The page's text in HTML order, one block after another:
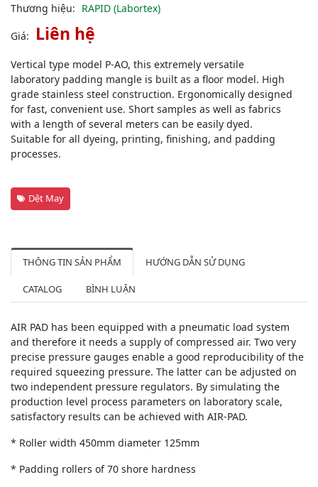
Thương hiệu: RAPID (Labortex)
Giá: Liên hệ
Vertical type model P-AO, this extremely versatile
laboratory padding mangle is built as a floor model. High
grade stainless steel construction. Ergonomically designed
for fast, convenient use. Short samples as well as fabrics
with a length of several meters can be easily dyed.
Suitable for all dyeing, printing, finishing, and padding
processes.
Dệt May
THÔNG TIN SẢN PHẨM HƯỚNG DẪN SỬ DỤNG
CATALOG BÌNH LUẬN
AIR PAD has been equipped with a pneumatic load system
and therefore it needs a supply of compressed air. Two very
precise pressure gauges enable a good reproducibility of the
required squeezing pressure. The latter can be adjusted on
two independent pressure regulators. By simulating the
production level process parameters on laboratory scale,
satisfactory results can be achieved with AIR-PAD.
* Roller width 450mm diameter 125mm
* Padding rollers of 70 shore hardness